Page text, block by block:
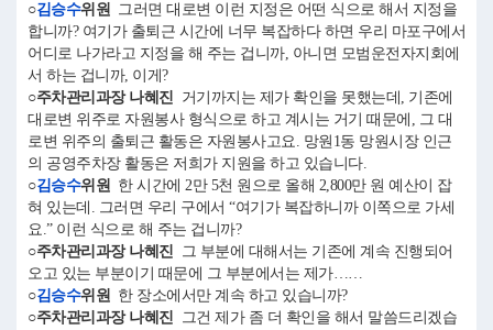
○김승수위원 그러면 대로변 이런 지정은 어떤 식으로 해서 지정을
합니까? 여기가 출퇴근 시간에 너무 복잡하다 하면 우리 마포구에서
어디로 나가라고 지정을 해 주는 겁니까, 아니면 모범운전자지회에
서 하는 겁니까, 이게?
○주차관리과장 나혜진 거기까지는 제가 확인을 못했는데, 기존에
대로변 위주로 자원봉사 형식으로 하고 계시는 거기 때문에, 그 대
로변 위주의 출퇴근 활동은 자원봉사고요. 망원1동 망원시장 인근
의 공영주차장 활동은 저희가 지원을 하고 있습니다.
○김승수위원 한 시간에 2만 5천 원으로 올해 2,800만 원 예산이 잡
혀 있는데. 그러면 우리 구에서 “여기가 복잡하니까 이쪽으로 가세
요.” 이런 식으로 해 주는 겁니까?
○주차관리과장 나혜진 그 부분에 대해서는 기존에 계속 진행되어
오고 있는 부분이기 때문에 그 부분에서는 제가……
○김승수위원 한 장소에서만 계속 하고 있습니까?
○주차관리과장 나혜진 그건 제가 좀 더 확인을 해서 말씀드리겠습